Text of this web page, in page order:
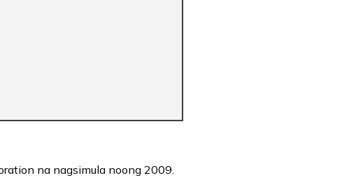
na nagsimula noong 2009.